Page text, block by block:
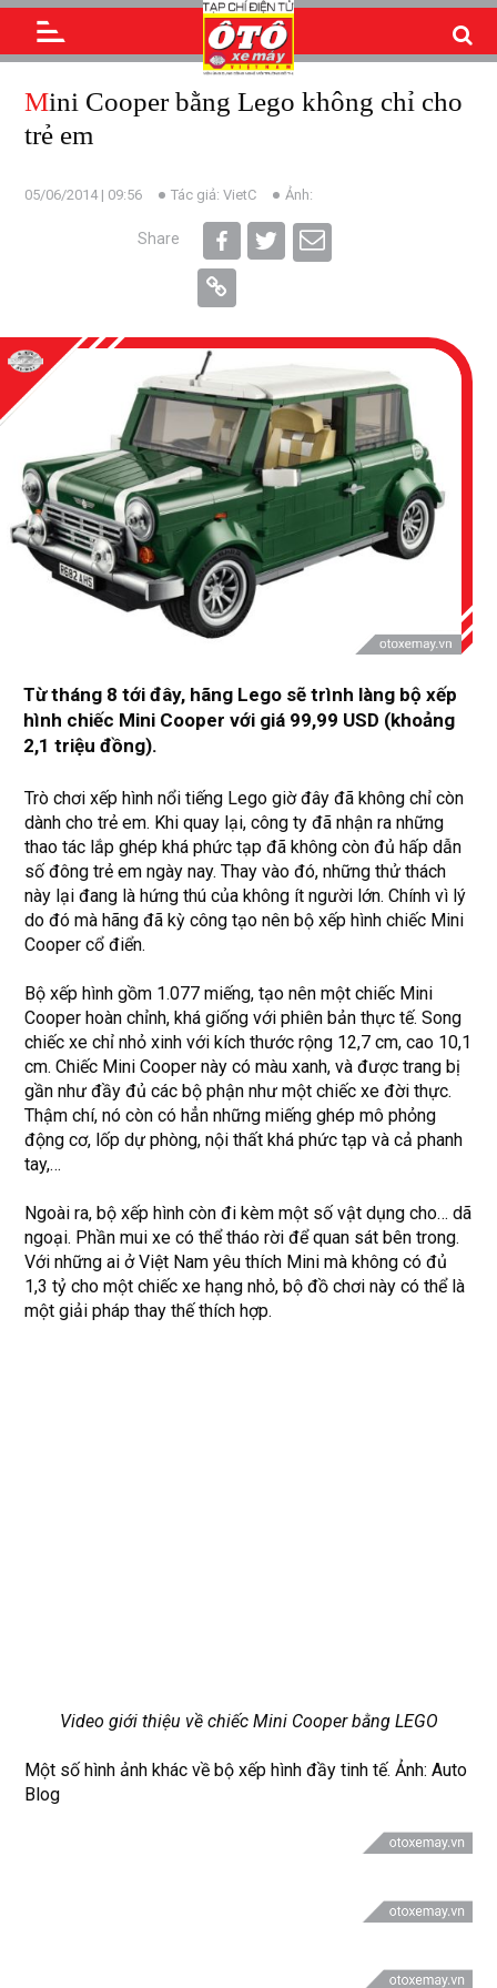
Mini Cooper bằng Lego không chỉ cho
trẻ em
05/06/2014 | 09:56 Tác giả: VietC Ảnh:
Share
Từ tháng 8 tới đây, hãng Lego sẽ trình làng bộ xếp
hình chiếc Mini Cooper với giá 99,99 USD (khoảng
2,1 triệu đồng).
Trò chơi xếp hình nổi tiếng Lego giờ đây đã không chỉ còn
dành cho trẻ em. Khi quay lại, công ty đã nhận ra những
thao tác lắp ghép khá phức tạp đã không còn đủ hấp dẫn
số đông trẻ em ngày nay. Thay vào đó, những thử thách
này lại đang là hứng thú của không ít người lớn. Chính vì lý
do đó mà hãng đã kỳ công tạo nên bộ xếp hình chiếc Mini
Cooper cổ điển.
Bộ xếp hình gồm 1.077 miếng, tạo nên một chiếc Mini
Cooper hoàn chỉnh, khá giống với phiên bản thực tế. Song
chiếc xe chỉ nhỏ xinh với kích thước rộng 12,7 cm, cao 10,1
cm. Chiếc Mini Cooper này có màu xanh, và được trang bị
gần như đầy đủ các bộ phận như một chiếc xe đời thực.
Thậm chí, nó còn có hẳn những miếng ghép mô phỏng
động cơ, lốp dự phòng, nội thất khá phức tạp và cả phanh
tay,…
Ngoài ra, bộ xếp hình còn đi kèm một số vật dụng cho… dã
ngoại. Phần mui xe có thể tháo rời để quan sát bên trong.
Với những ai ở Việt Nam yêu thích Mini mà không có đủ
1,3 tỷ cho một chiếc xe hạng nhỏ, bộ đồ chơi này có thể là
một giải pháp thay thế thích hợp.
Video giới thiệu về chiếc Mini Cooper bằng LEGO
Một số hình ảnh khác về bộ xếp hình đầy tinh tế. Ảnh: Auto
Blog